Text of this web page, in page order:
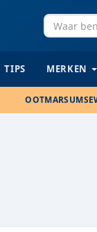
TIPS MERKEN